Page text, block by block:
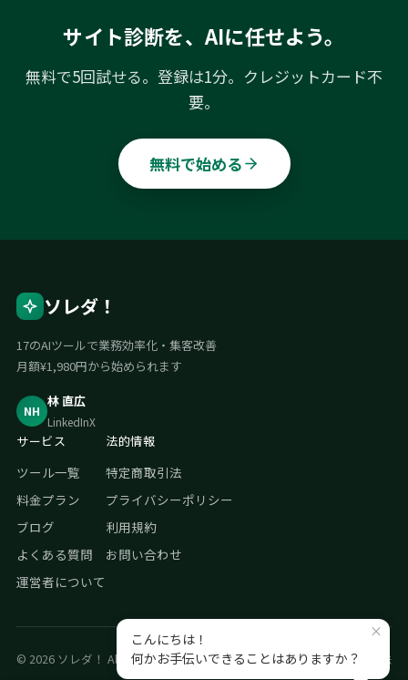
サイト診断を、AIに任せよう。
無料で5回試せる。登録は1分。クレジットカード不
要。
無料で始める
ソレダ！
17のAIツールで業務効率化・集客改善
月額¥1,980円から始められます
NH
林 直広
LinkedInX
サービス
ツール一覧
料金プラン
ブログ
よくある質問
運営者について
法的情報
特定商取引法
プライバシーポリシー
利用規約
お問い合わせ
© 2026 ソレダ！ All rights reserved. プライバシーポリシー特定商取引法